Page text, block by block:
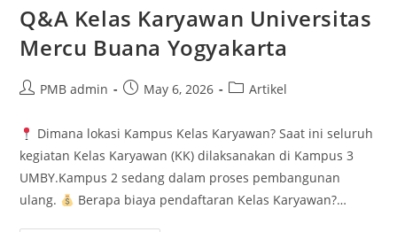
Q&A Kelas Karyawan Universitas
Mercu Buana Yogyakarta
PostPMB admin
PostMay 6, 2026
PostArtikel
Dimana lokasi Kampus Kelas Karyawan? Saat ini seluruh
kegiatan Kelas Karyawan (KK) dilaksanakan di Kampus 3
UMBY.Kampus 2 sedang dalam proses pembangunan
ulang.
Berapa biaya pendaftaran Kelas Karyawan?…